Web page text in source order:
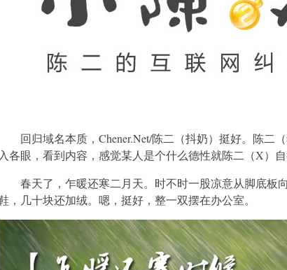
回归域名本质，Chener.Net/陈二（抖奶）挺好。陈二
入各眼，看到内容，感觉某人是个什么德性就陈二（X）自
春天了，乍暖还寒二月天。时不时一股凉意从脚底板
，几十块还加绒。嗯，挺好，整一双摆在办公室。